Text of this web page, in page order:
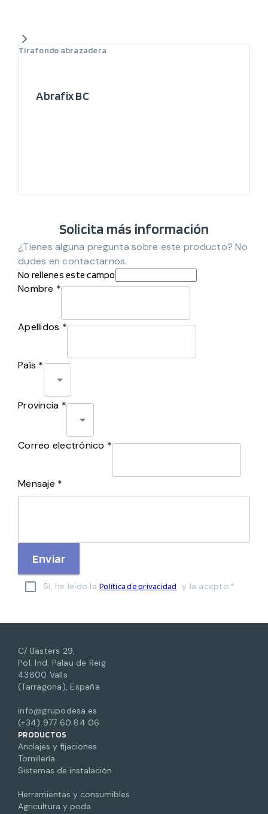
Tirafondo abrazadera
Abrafix BC
Solicita más información
¿Tienes alguna pregunta sobre este producto? No
dudes en contactarnos.
No rellenes este campo
Nombre *
Apellidos *
País *
Provincia *
Correo electrónico *
Mensaje *
Enviar
Sí, he leído la Política de privacidad y la acepto.*
C/ Basters 29,
Pol. Ind. Palau de Reig
43800 Valls
(Tarragona), España
info@grupodesa.es
(+34) 977 60 84 06
PRODUCTOS
Anclajes y fijaciones
Tornillería
Sistemas de instalación
Herramientas y consumibles
Agricultura y poda